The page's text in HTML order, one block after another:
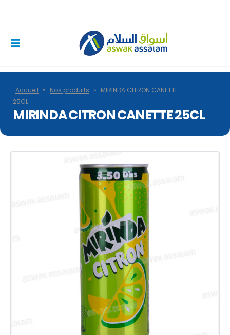
Accueil » Nos produits » MIRINDA CITRON CANETTE
25CL
MIRINDA CITRON CANETTE 25CL